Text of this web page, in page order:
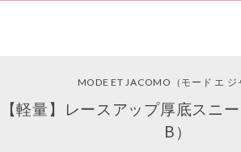
MODE ET JACOMO （モード エ ジ
【軽量】レースアップ厚底スニ
B）